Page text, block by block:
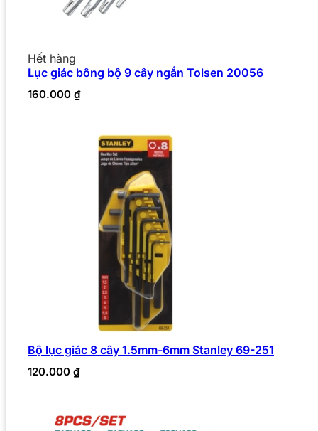
Hết hàng
Lục giác bông bộ 9 cây ngắn Tolsen 20056
160.000 ₫
Bộ lục giác 8 cây 1.5mm-6mm Stanley 69-251
120.000 ₫